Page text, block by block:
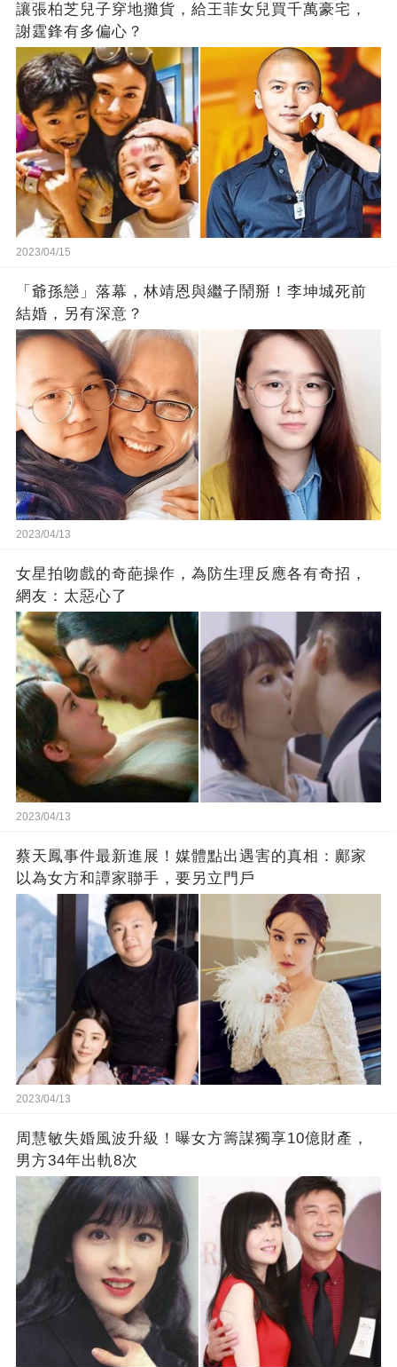
讓張柏芝兒子穿地攤貨，給王菲女兒買千萬豪宅，
謝霆鋒有多偏心？
2023/04/15
「爺孫戀」落幕，林靖恩與繼子鬧掰！李坤城死前
結婚，另有深意？
2023/04/13
女星拍吻戲的奇葩操作，為防生理反應各有奇招，
網友：太惡心了
2023/04/13
蔡天鳳事件最新進展！媒體點出遇害的真相：鄺家
以為女方和譚家聯手，要另立門戶
2023/04/13
周慧敏失婚風波升級！曝女方籌謀獨享10億財產，
男方34年出軌8次